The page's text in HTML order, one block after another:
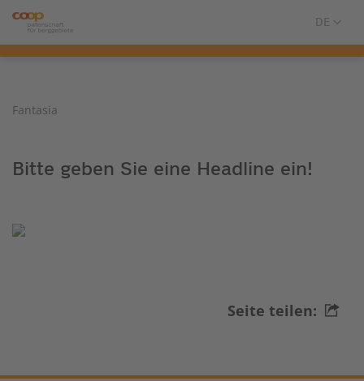
Fantasia
Bitte geben Sie eine Headline ein!
Seite teilen: